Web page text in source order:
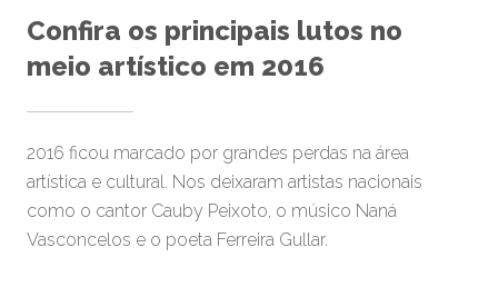
Confira os principais lutos no
meio artístico em 2016
2016 ficou marcado por grandes perdas na área
artística e cultural. Nos deixaram artistas nacionais
como o cantor Cauby Peixoto, o músico Naná
Vasconcelos e o poeta Ferreira Gullar.